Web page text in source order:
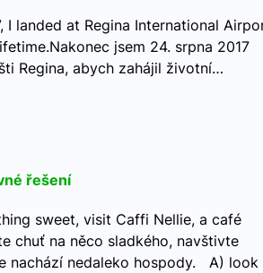
I landed at Regina International
jsem 24. srpna 2017
Regina, abych zahájil životní…
řešení
sweet, visit Caffi Nellie, a café
chuť na něco sladkého, navštivte
nachází nedaleko hospody. A) look